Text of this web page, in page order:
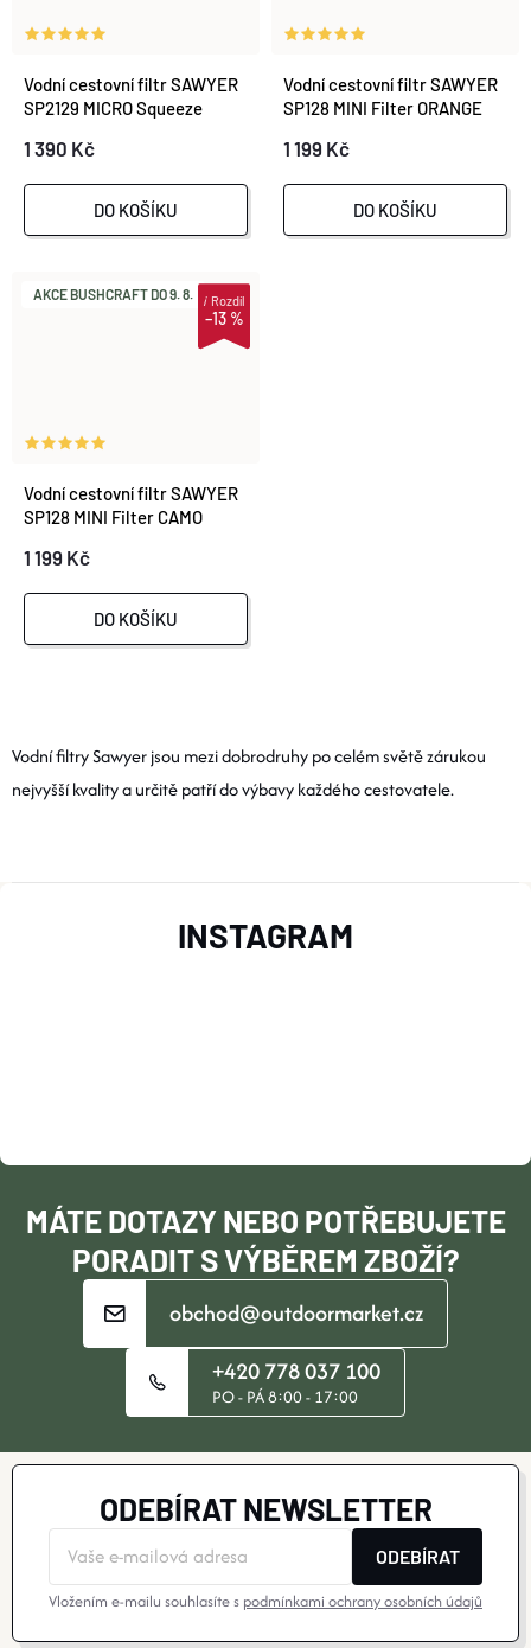
Vodní cestovní filtr SAWYER
SP2129 MICRO Squeeze
1 390 Kč
DO KOŠÍKU
Vodní cestovní filtr SAWYER
SP128 MINI Filter ORANGE
1 199 Kč
DO KOŠÍKU
AKCE BUSHCRAFT DO 9. 8.
–13 %
iRozdíl
Vodní cestovní filtr SAWYER
SP128 MINI Filter CAMO
1 199 Kč
DO KOŠÍKU
V
L
K
I
Vodní filtry Sawyer jsou mezi dobrodruhy po celém světě zárukou
nejvyšší kvality a určitě patří do výbavy každého cestovatele.
T
MÁTE DOTAZY NEBO POTŘEBUJETE
PORADIT S VÝBĚREM ZBOŽÍ?
obchod@outdoormarket.cz
+420 778 037 100
PO - PÁ 8:00 - 17:00
INSTAGRAM
ODEBÍRAT NEWSLETTER
ODEBÍRAT
Vložením e-mailu souhlasíte s podmínkami ochrany osobních údajů